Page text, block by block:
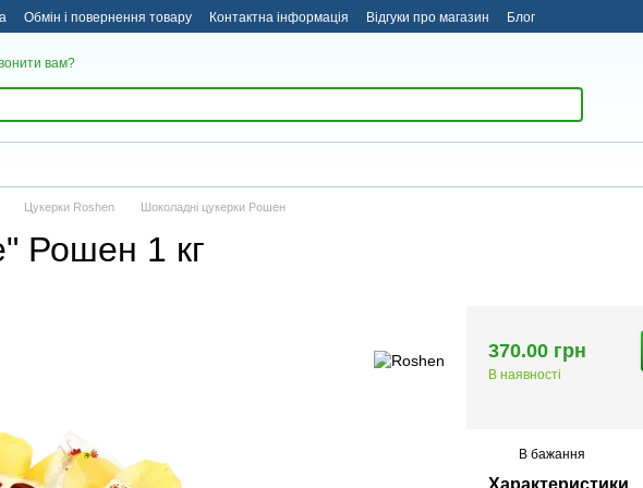
Обмін і повернення товару Контактна інформація Відгуки про магазин
Блог
вам?
Цукерки Roshen Шоколадні цукерки Рошен
Рошен 1 кг
370.00 грн
В наявності
В бажання
Характеристики